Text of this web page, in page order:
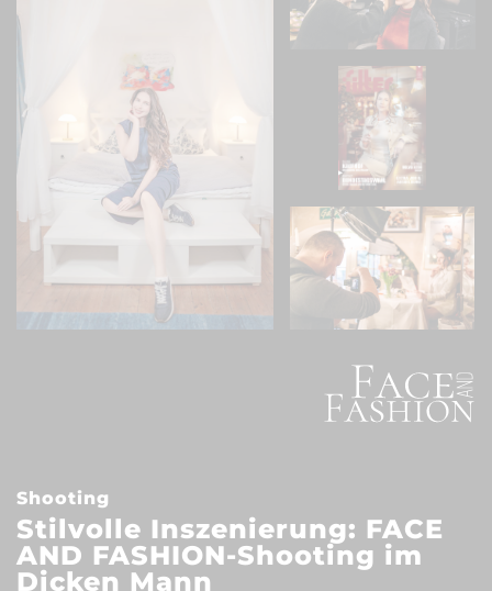
Shooting
Stilvolle Inszenierung: FACE
AND FASHION-Shooting im
Dicken Mann